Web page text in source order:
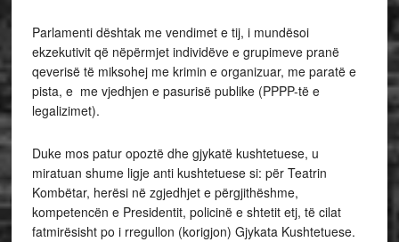
Parlamenti dështak me vendimet e tij, i mundësoi
ekzekutivit që nëpërmjet individëve e grupimeve pranë
qeverisë të miksohej me krimin e organizuar, me paratë e
pista, e me vjedhjen e pasurisë publike (PPPP-të e
legalizimet).
Duke mos patur opoztë dhe gjykatë kushtetuese, u
miratuan shume ligje anti kushtetuese si: për Teatrin
Kombëtar, herësi në zgjedhjet e përgjithëshme,
kompetencën e Presidentit, policinë e shtetit etj, të cilat
fatmirësisht po i rregullon (korigjon) Gjykata Kushtetuese.